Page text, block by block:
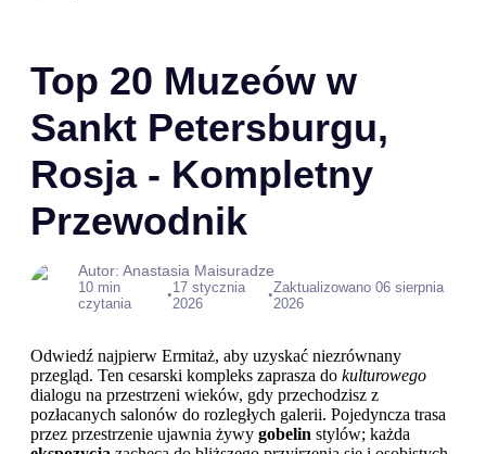
Top 20 Muzeów w
Sankt Petersburgu,
Rosja - Kompletny
Przewodnik
Autor: Anastasia Maisuradze
10 min
czytania
•17 stycznia
2026
•Zaktualizowano 06 sierpnia
2026
Odwiedź najpierw Ermitaż, aby uzyskać niezrównany
przegląd. Ten cesarski kompleks zaprasza do kulturowego
dialogu na przestrzeni wieków, gdy przechodzisz z
pozłacanych salonów do rozległych galerii. Pojedyncza trasa
przez przestrzenie ujawnia żywy gobelin stylów; każda